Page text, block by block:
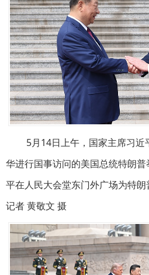
5月14日上午，国家主席习
华进行国事访问的美国总统特朗
平在人民大会堂东门外广场为特
记者 黄敬文 摄